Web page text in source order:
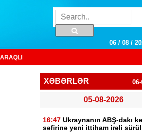
06 / 08 /
XƏBƏRLƏR
05-08-2026
16:47 Ukraynanın ABŞ-dakı
səfirinə yeni ittiham irəli